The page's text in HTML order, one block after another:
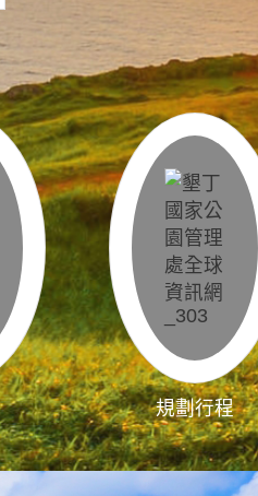
規劃行程